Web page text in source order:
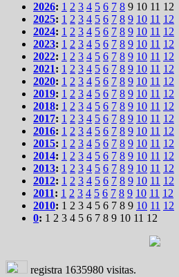
2026: 1 2 3 4 5 6 7 8 9 10 11 12
2025: 1 2 3 4 5 6 7 8 9 10 11 12
2024: 1 2 3 4 5 6 7 8 9 10 11 12
2023: 1 2 3 4 5 6 7 8 9 10 11 12
2022: 1 2 3 4 5 6 7 8 9 10 11 12
2021: 1 2 3 4 5 6 7 8 9 10 11 12
2020: 1 2 3 4 5 6 7 8 9 10 11 12
2019: 1 2 3 4 5 6 7 8 9 10 11 12
2018: 1 2 3 4 5 6 7 8 9 10 11 12
2017: 1 2 3 4 5 6 7 8 9 10 11 12
2016: 1 2 3 4 5 6 7 8 9 10 11 12
2015: 1 2 3 4 5 6 7 8 9 10 11 12
2014: 1 2 3 4 5 6 7 8 9 10 11 12
2013: 1 2 3 4 5 6 7 8 9 10 11 12
2012: 1 2 3 4 5 6 7 8 9 10 11 12
2011: 1 2 3 4 5 6 7 8 9 10 11 12
2010: 1 2 3 4 5 6 7 8 9 10 11 12
0: 1 2 3 4 5 6 7 8 9 10 11 12
registra 1635980 visitas.